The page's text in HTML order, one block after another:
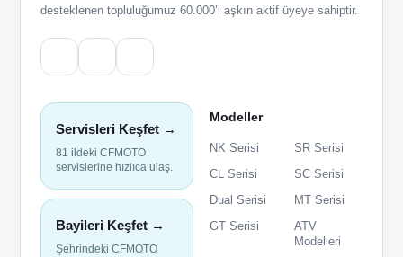
desteklenen topluluğumuz 60.000’i aşkın aktif üyeye sahiptir.
Servisleri Keşfet →
81 ildeki CFMOTO
servislerine hızlıca ulaş.
Bayileri Keşfet →
Şehrindeki CFMOTO
Modeller
NK Serisi
SR Serisi
CL Serisi
SC Serisi
Dual Serisi
MT Serisi
GT Serisi
ATV
Modelleri